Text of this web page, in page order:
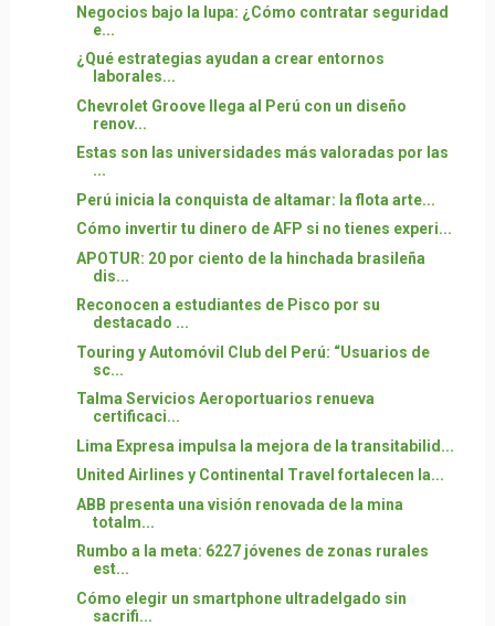
Negocios bajo la lupa: ¿Cómo contratar seguridad
e...
¿Qué estrategias ayudan a crear entornos
laborales...
Chevrolet Groove llega al Perú con un diseño
renov...
Estas son las universidades más valoradas por las
...
Perú inicia la conquista de altamar: la flota arte...
Cómo invertir tu dinero de AFP si no tienes experi...
APOTUR: 20 por ciento de la hinchada brasileña
dis...
Reconocen a estudiantes de Pisco por su
destacado ...
Touring y Automóvil Club del Perú: “Usuarios de
sc...
Talma Servicios Aeroportuarios renueva
certificaci...
Lima Expresa impulsa la mejora de la transitabilid...
United Airlines y Continental Travel fortalecen la...
ABB presenta una visión renovada de la mina
totalm...
Rumbo a la meta: 6227 jóvenes de zonas rurales
est...
Cómo elegir un smartphone ultradelgado sin
sacrifi...